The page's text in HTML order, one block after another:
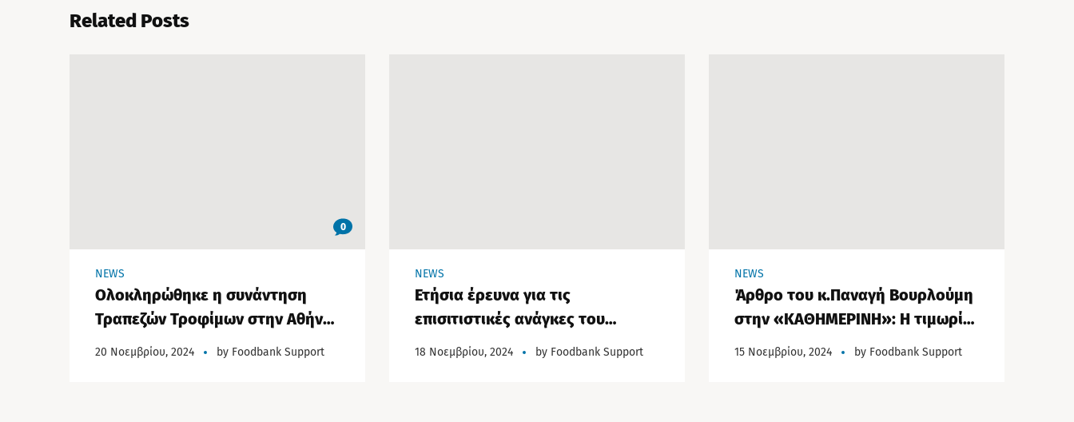
Related Posts
0
NEWS
Ολοκληρώθηκε η συνάντηση
Τραπεζών Τροφίμων στην Αθήνα:
2 εκατομμύρια τόνοι τροφίμων
20 Νοεμβρίου, 2024 by Foodbank Support
NEWS
Ετήσια έρευνα για τις
επισιτιστικές ανάγκες του
πληθυσμού
18 Νοεμβρίου, 2024 by Foodbank Support
NEWS
Άρθρο του κ.Παναγή Βουρλούμη
στην «ΚΑΘΗΜΕΡΙΝΗ»: Η τιμωρία
των κοινωφελών οργανισμών
15 Νοεμβρίου, 2024 by Foodbank Support